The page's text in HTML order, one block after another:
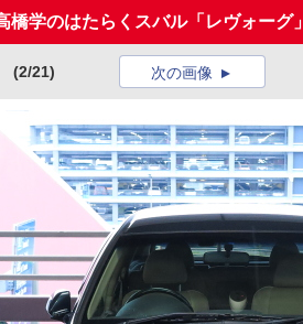
橋学のはたらくスバル「レヴォーグ」
(2/21) 次の画像